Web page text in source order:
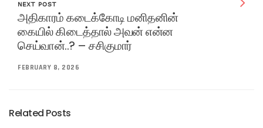
NEXT POST
அதிகாரம் கடைக்கோடி மனிதனின்
கையில் கிடைத்தால் அவன் என்ன
செய்வான்..? – சசிகுமார்
FEBRUARY 8, 2026
Related Posts